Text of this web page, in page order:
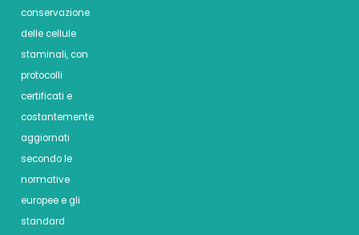
conservazione
delle cellule
staminali, con
protocolli
certificati e
costantemente
aggiornati
secondo le
normative
europee e gli
standard